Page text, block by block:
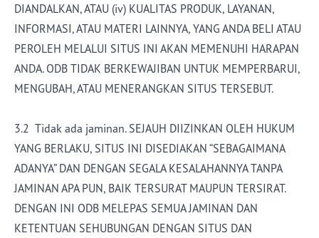
DIANDALKAN, ATAU (iv) KUALITAS PRODUK, LAYANAN,
INFORMASI, ATAU MATERI LAINNYA, YANG ANDA BELI ATAU
PEROLEH MELALUI SITUS INI AKAN MEMENUHI HARAPAN
ANDA. ODB TIDAK BERKEWAJIBAN UNTUK MEMPERBARUI,
MENGUBAH, ATAU MENERANGKAN SITUS TERSEBUT.
3.2 Tidak ada jaminan. SEJAUH DIIZINKAN OLEH HUKUM
YANG BERLAKU, SITUS INI DISEDIAKAN “SEBAGAIMANA
ADANYA” DAN DENGAN SEGALA KESALAHANNYA TANPA
JAMINAN APA PUN, BAIK TERSURAT MAUPUN TERSIRAT.
DENGAN INI ODB MELEPAS SEMUA JAMINAN DAN
KETENTUAN SEHUBUNGAN DENGAN SITUS DAN